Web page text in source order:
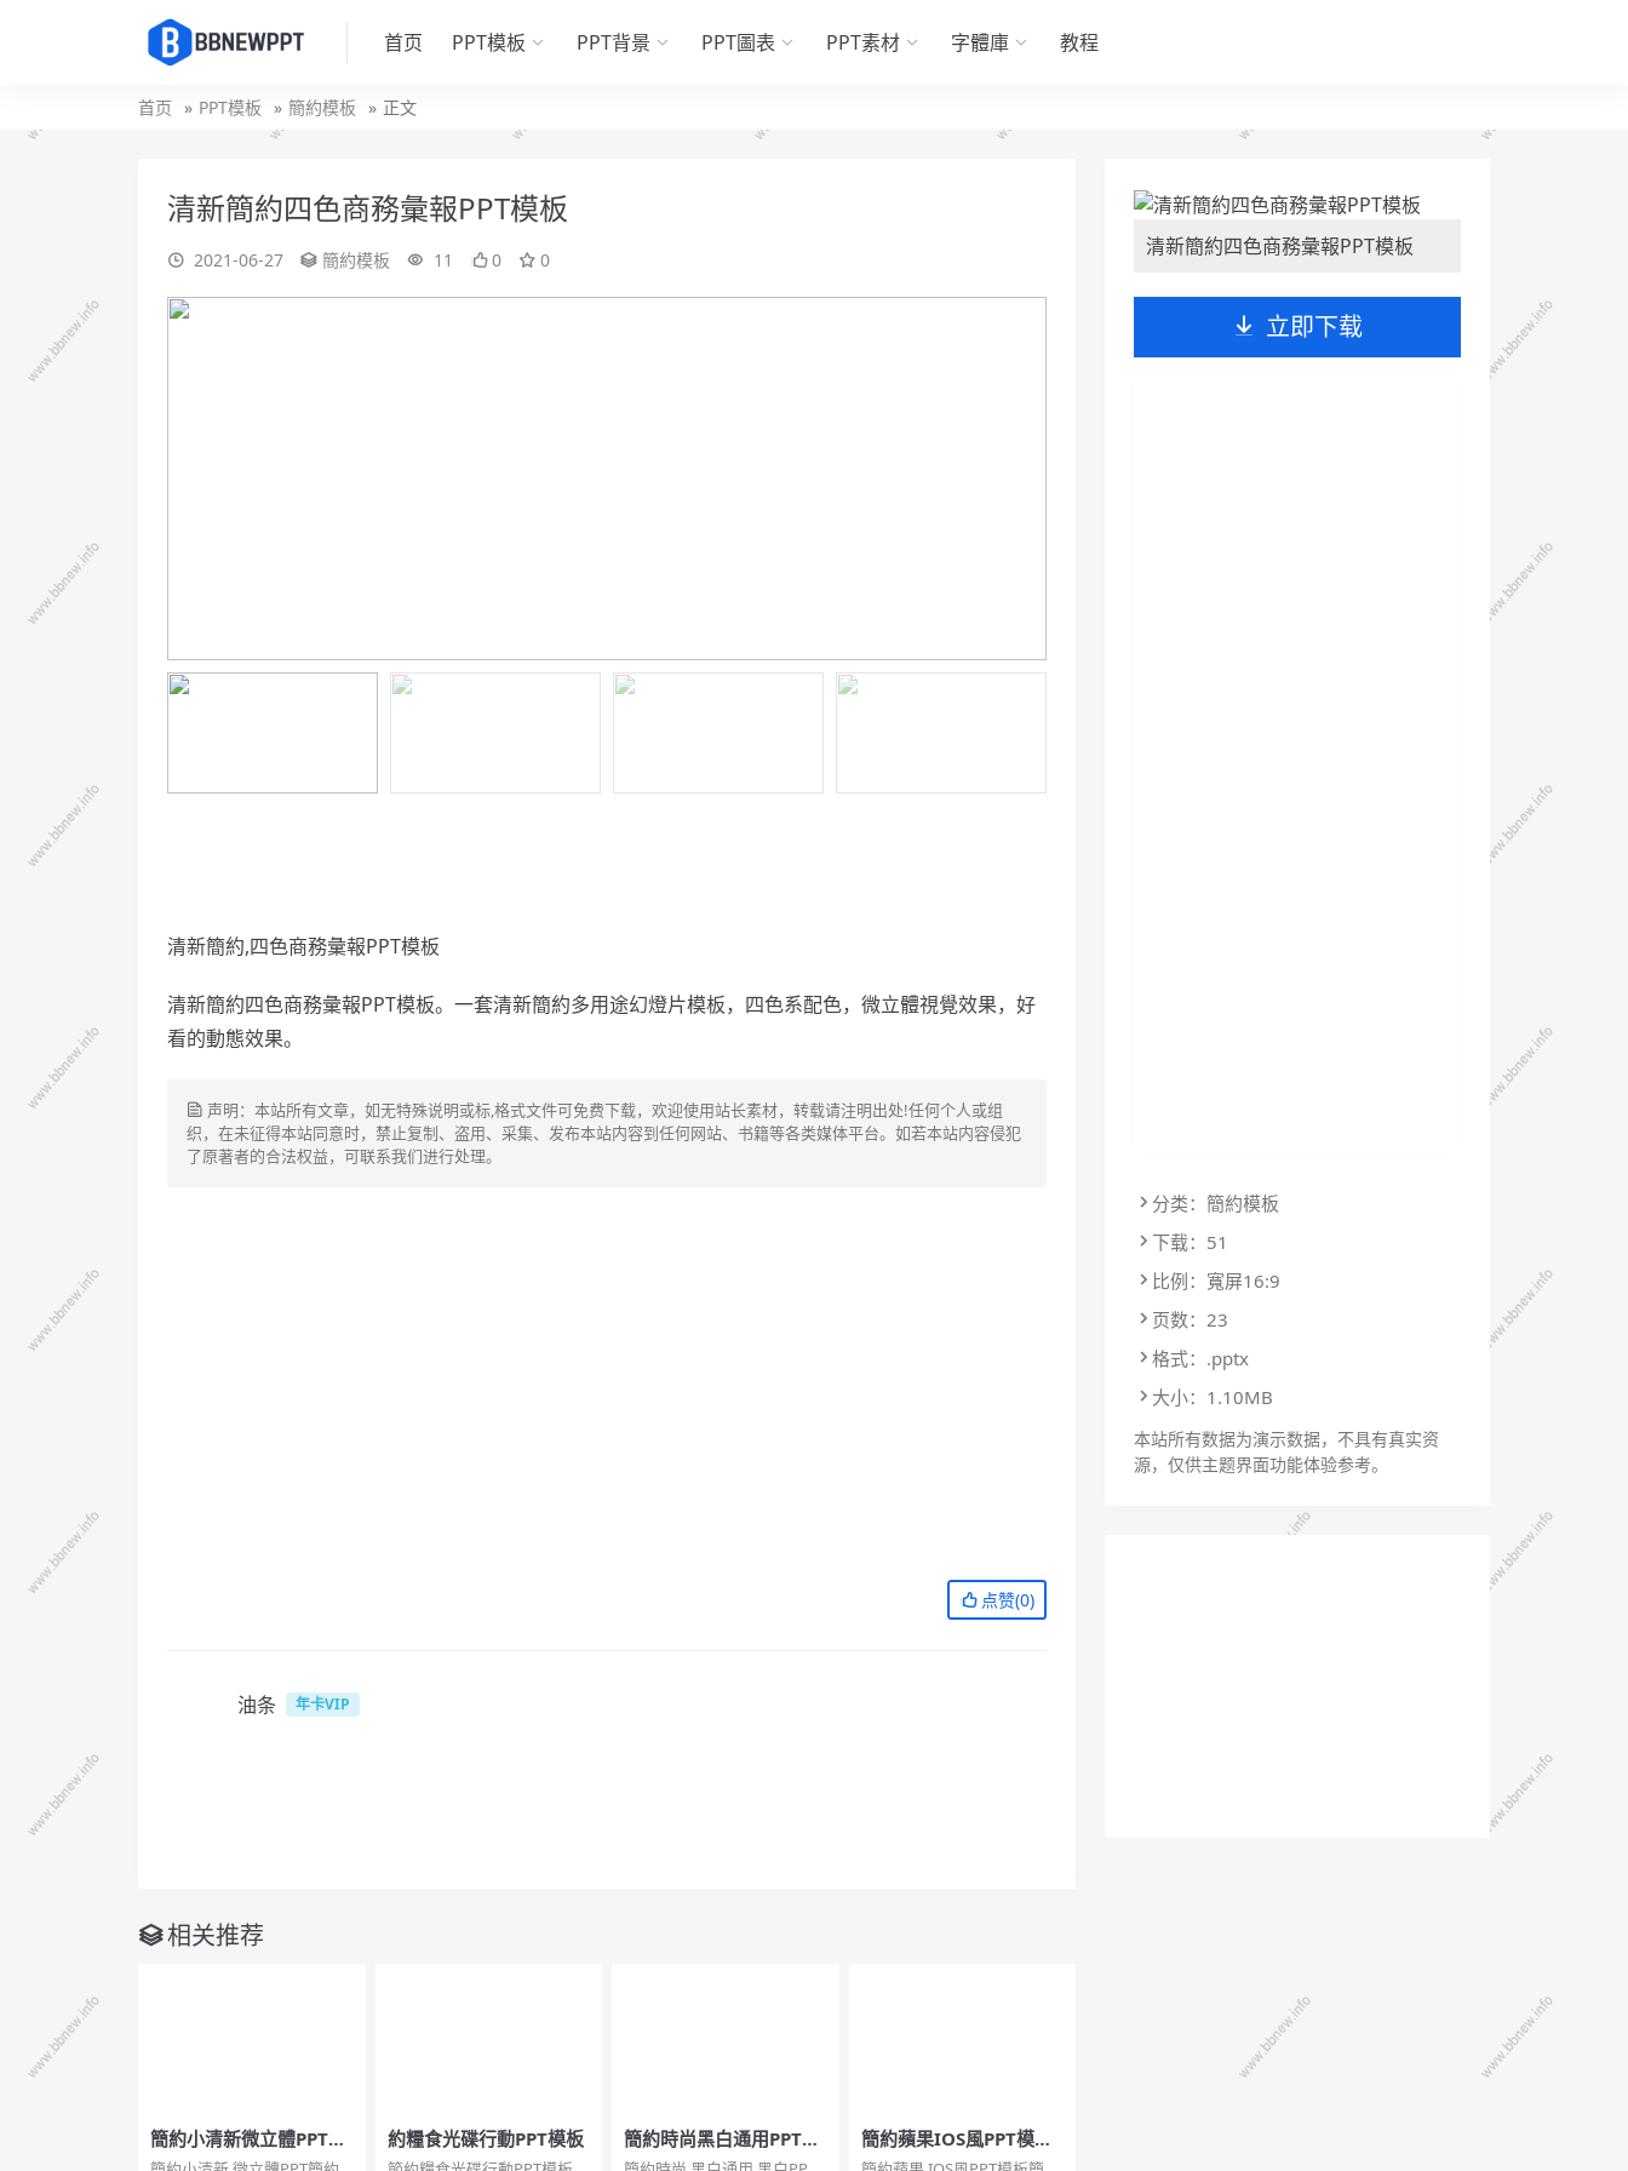
首页 PPT模板 PPT背景 PPT圖表 PPT素材 字體庫 教程
首页 PPT模板 簡約模板 正文
清新簡約四色商務彙報PPT模板
2021-06-27 簡約模板 11 0 0
清新簡約,四色商務彙報PPT模板
清新簡約四色商務彙報PPT模板。一套清新簡約多用途幻燈片模板，四色系配色，微立體視覺效果，好
看的動態效果。
声明：本站所有文章，如无特殊说明或标,格式文件可免费下载，欢迎使用站长素材，转载请注明出处!任何个人或组
织，在未征得本站同意时，禁止复制、盗用、采集、发布本站内容到任何网站、书籍等各类媒体平台。如若本站内容侵犯
了原著者的合法权益，可联系我们进行处理。
点赞(0)
油条 年卡VIP
相关推荐
簡約小清新微立體PPT模
板
約糧食光碟行動PPT模板
簡約時尚黑白通用PPT模
板
簡約蘋果IOS風PPT模板
下載
清新簡約四色商務彙報PPT模板
立即下载
分类：簡約模板
下载：51
比例：寬屏16:9
页数：23
格式：.pptx
大小：1.10MB
本站所有数据为演示数据，不具有真实资
源，仅供主题界面功能体验参考。